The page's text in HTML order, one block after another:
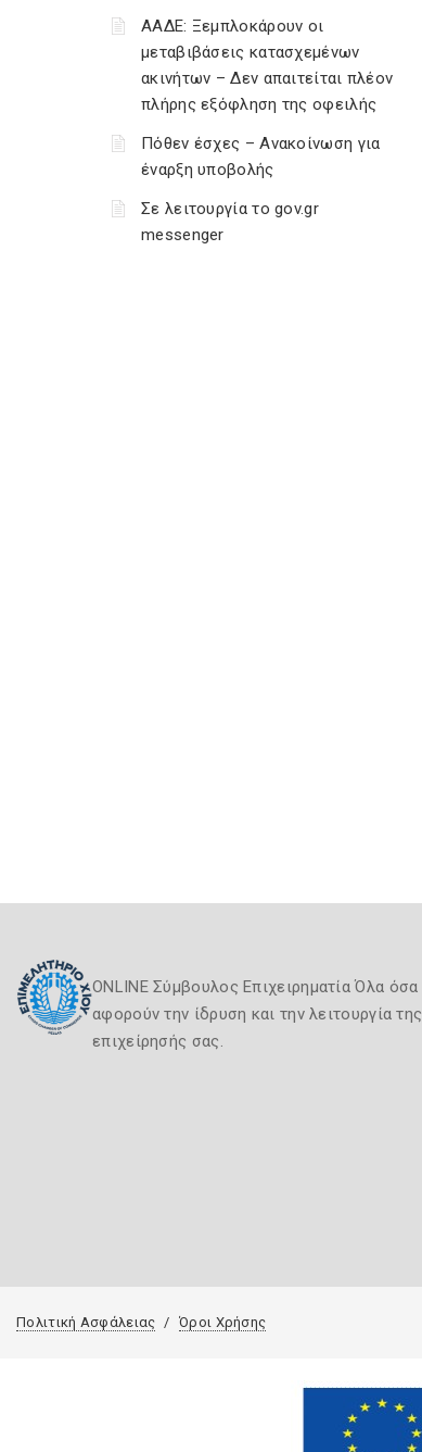
ΑΑΔΕ: Ξεμπλοκάρουν οι
μεταβιβάσεις κατασχεμένων
ακινήτων – Δεν απαιτείται πλέον
πλήρης εξόφληση της οφειλής
Πόθεν έσχες – Ανακοίνωση για
έναρξη υποβολής
Σε λειτουργία το gov.gr
messenger
ONLINE Σύμβουλος Επιχειρηματία Όλα όσα
αφορούν την ίδρυση και την λειτουργία της
επιχείρησής σας.
Πολιτική Ασφάλειας Όροι Χρήσης